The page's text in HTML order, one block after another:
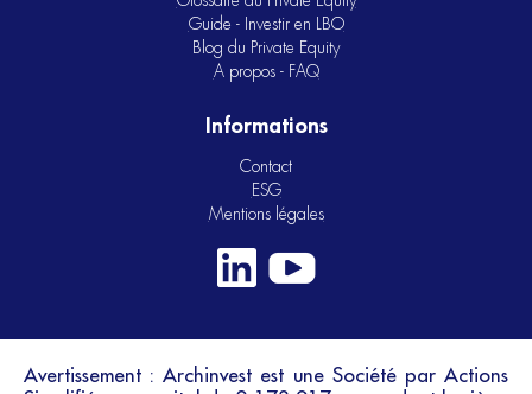
Guide - Investir en LBO
Blog du Private Equity
A propos - FAQ
Informations
Contact
ESG
Mentions légales
Avertissement : Archinvest est une Société par Actions